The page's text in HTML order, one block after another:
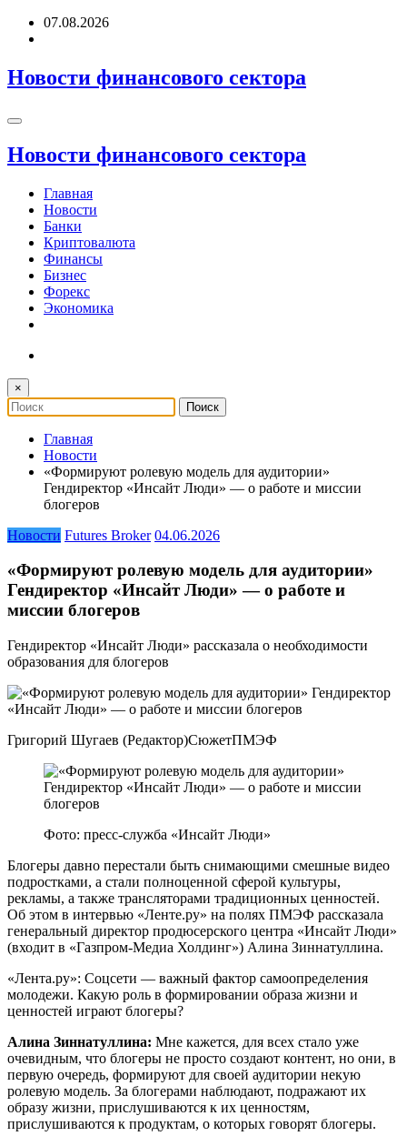
Перейти07.08.2026
Новости финансового сектора
Новости финансового сектора
Главная
Новости
Банки
Криптовалюта
Финансы
Бизнес
Форекс
Экономика
×
Главная
Новости
«Формируют ролевую модель для аудитории»
Гендиректор «Инсайт Люди» — о работе и миссии
блогеров
Новости Futures Broker 04.06.2026
«Формируют ролевую модель для аудитории»
Гендиректор «Инсайт Люди» — о работе и
миссии блогеров
Гендиректор «Инсайт Люди» рассказала о необходимости
образования для блогеров
Григорий Шугаев (Редактор)СюжетПМЭФ
Фото: пресс-служба «Инсайт Люди»
Блогеры давно перестали быть снимающими смешные видео
подростками, а стали полноценной сферой культуры,
рекламы, а также трансляторами традиционных ценностей.
Об этом в интервью «Ленте.ру» на полях ПМЭФ рассказала
генеральный директор продюсерского центра «Инсайт Люди»
(входит в «Газпром-Медиа Холдинг») Алина Зиннатуллина.
«Лента.ру»: Соцсети — важный фактор самоопределения
молодежи. Какую роль в формировании образа жизни и
ценностей играют блогеры?
Алина Зиннатуллина: Мне кажется, для всех стало уже
очевидным, что блогеры не просто создают контент, но они, в
первую очередь, формируют для своей аудитории некую
ролевую модель. За блогерами наблюдают, подражают их
образу жизни, прислушиваются к их ценностям,
прислушиваются к продуктам, о которых говорят блогеры.